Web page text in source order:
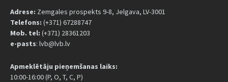
Adrese: Zemgales prospekts 9-8, Jelgava, LV-3001
Telefons: (+371) 67288747
Mob. tel: (+371) 28361203
e-pasts: lvb@lvb.lv
Apmeklētāju pieņemšanas laiks:
10:00-16:00 (P, O, T, C, P)